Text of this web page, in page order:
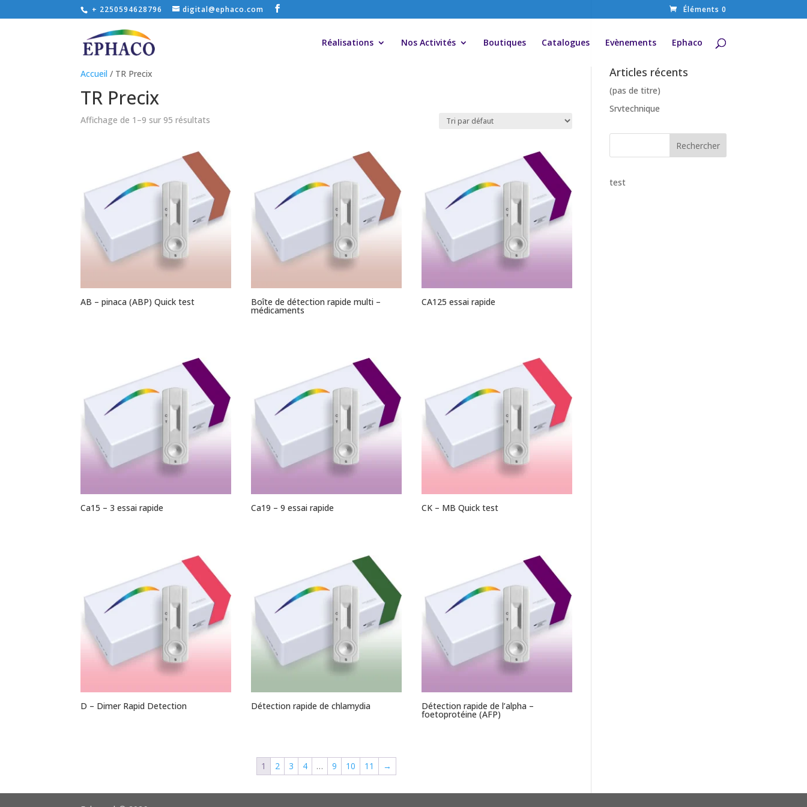
+ 2250594628796 digital@ephaco.com Éléments 0
Réalisations Nos Activités Boutiques Catalogues Evènements Ephaco
Accueil / TR Precix
TR Precix
Affichage de 1–9 sur 95 résultats
AB – pinaca (ABP) Quick test Boîte de détection rapide multi –
médicaments
CA125 essai rapide
Ca15 – 3 essai rapide Ca19 – 9 essai rapide CK – MB Quick test
D – Dimer Rapid Detection Détection rapide de chlamydia Détection rapide de l’alpha –
foetoprotéine (AFP)
1 2 3 4 … 9 10 11 →
Articles récents
(pas de titre)
Srvtechnique
test